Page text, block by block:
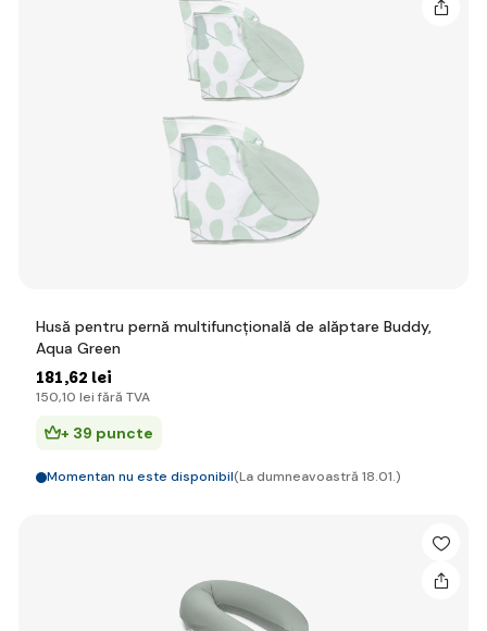
Husă pentru pernă multifuncțională de alăptare Buddy,
Aqua Green
181,62 lei
150,10 lei fără TVA
+ 39 puncte
Momentan nu este disponibil(La dumneavoastră 18.01.)